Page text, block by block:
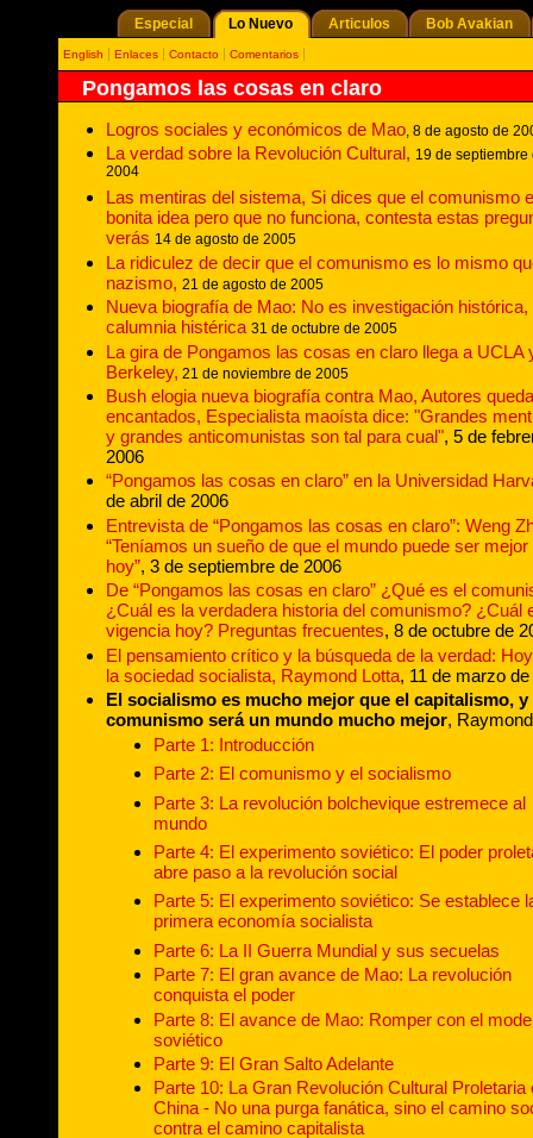
Especial Lo Nuevo Articulos Bob Avakian
English Enlaces Contacto Comentarios
Pongamos las cosas en claro
Logros sociales y económicos de Mao , 8 de agosto de
La verdad sobre la Revolución Cultural, 19 de septiembre
2004
Las mentiras del sistema, Si dices que el comunismo
bonita idea pero que no funciona, contesta estas
verás 14 de agosto de 2005
La ridiculez de decir que el comunismo es lo mismo
nazismo, 21 de agosto de 2005
Nueva biografía de Mao: No es investigación histórica,
calumnia histérica 31 de octubre de 2005
La gira de Pongamos las cosas en claro llega a UCLA
Berkeley, 21 de noviembre de 2005
Bush elogia nueva biografía contra Mao, Autores
encantados, Especialista maoísta dice: "Grandes
y grandes anticomunistas son tal para cual", 5 de
2006
“Pongamos las cosas en claro” en la Universidad
de abril de 2006
Entrevista de “Pongamos las cosas en claro”: Weng
“Teníamos un sueño de que el mundo puede ser mejor
hoy”, 3 de septiembre de 2006
De “Pongamos las cosas en claro” ¿Qué es el
¿Cuál es la verdadera historia del comunismo? ¿Cuál
vigencia hoy? Preguntas frecuentes, 8 de octubre de
El pensamiento crítico y la búsqueda de la verdad:
la sociedad socialista, Raymond Lotta, 11 de marzo
El socialismo es mucho mejor que el capitalismo, y
comunismo será un mundo mucho mejor,
Parte 1: Introducción
Parte 2: El comunismo y el socialismo
Parte 3: La revolución bolchevique estremece al
mundo
Parte 4: El experimento soviético: El poder
abre paso a la revolución social
Parte 5: El experimento soviético: Se establece
primera economía socialista
Parte 6: La II Guerra Mundial y sus secuelas
Parte 7: El gran avance de Mao: La revolución
conquista el poder
Parte 8: El avance de Mao: Romper con el
soviético
Parte 9: El Gran Salto Adelante
Parte 10: La Gran Revolución Cultural Proletaria
China - No una purga fanática, sino el camino
contra el camino capitalista